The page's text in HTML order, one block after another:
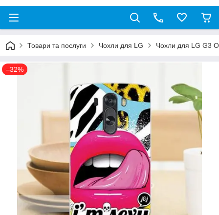
Товари та послуги Чохли для LG Чохли для LG G3
–32%